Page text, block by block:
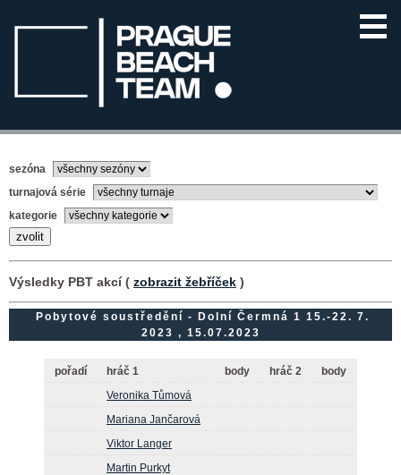
sezóna
turnajová série
kategorie
Výsledky PBT akcí ( zobrazit žebříček )
Pobytové soustředění - Dolní Čermná 1 15.-22. 7.
2023 , 15.07.2023
pořadí hráč 1 body hráč 2
body
Veronika Tůmová
Mariana Jančarová
Viktor Langer
Martin Purkyt